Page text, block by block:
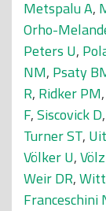
Metspalu A,
Orho-
Peters U,
NM, Psaty
R, Ridker PM,
F,Siscovick D,
Turner ST,
Völker U,
Weir DR,
Franceschini